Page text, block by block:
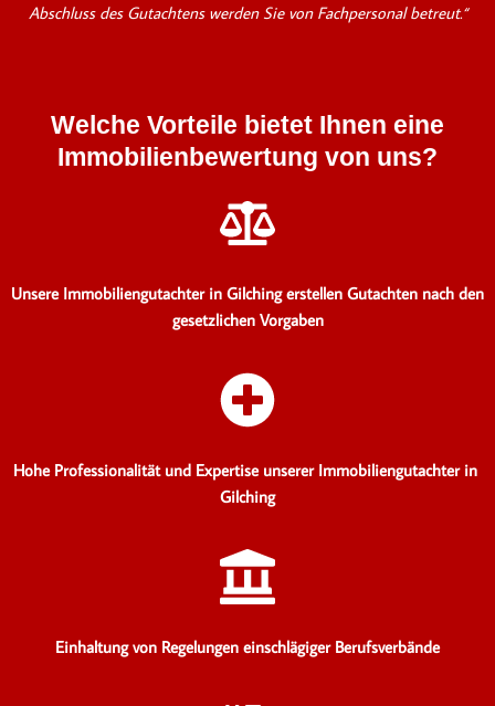
Abschluss des Gutachtens werden Sie von Fachpersonal betreut.“
Welche Vorteile bietet Ihnen eine
Immobilienbewertung von uns?
Unsere Immobiliengutachter in Gilching erstellen Gutachten nach den
gesetzlichen Vorgaben
Hohe Professionalität und Expertise unserer Immobiliengutachter in
Gilching
Einhaltung von Regelungen einschlägiger Berufsverbände